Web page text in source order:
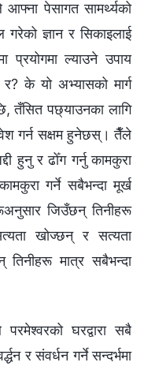
आफ्ना पेसागत सामर्थ्यको
ज्ञान र सिकाइलाई
प्रयोगमा ल्याउने उपाय
र? के यो अभ्यासको मार्ग
तँसित पछ्याउनका लागि
गर्न सक्षम हुनेछस्। तैँले
हुनु र ढोँग गर्नु कामकुरा
गर्ने सबैभन्दा मूर्ख
जिउँछन् तिनीहरू
खोज्छन् र सत्यता
तिनीहरू मात्र सबैभन्दा
घरद्वारा सबै
र संवर्धन गर्ने सन्दर्भमा